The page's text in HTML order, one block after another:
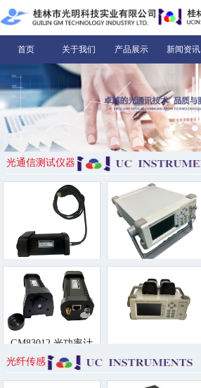
首页 关于我们 产品展示 新闻资讯
光通信测试仪器
GM83011D PC控制高
速光功率计模块
GM83012 光功率计
光功率计
光纤传感